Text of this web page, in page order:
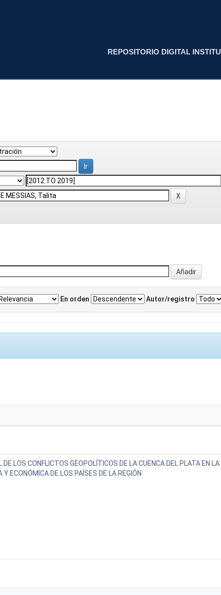
REPOSITORIO DIGITAL
En orden Autor/registro
DE LOS CONFLICTOS GEOPOLÍTICOS DE LA CUENCA DEL PLATA EN
Y ECONÓMICA DE LOS PAÍSES DE LA REGIÓN